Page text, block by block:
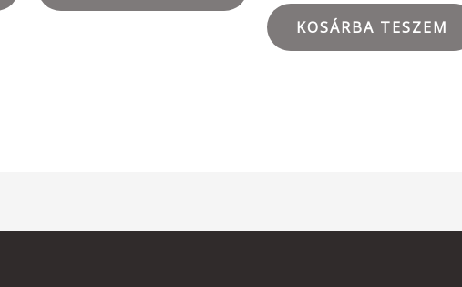
KOSÁRBA TESZEM